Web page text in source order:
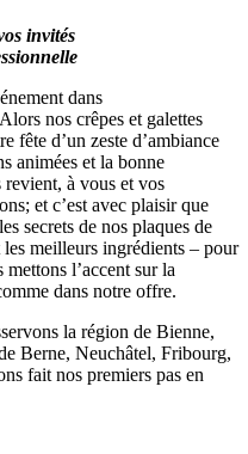
invités
dans
nos crêpes et galettes
fête d’un zeste d’ambiance
animées et la bonne
à vous et vos
et c’est avec plaisir que
secrets de nos plaques de
meilleurs ingrédients – pour
l’accent sur la
dans notre offre.
la région de Bienne,
Berne, Neuchâtel, Fribourg,
fait nos premiers pas en